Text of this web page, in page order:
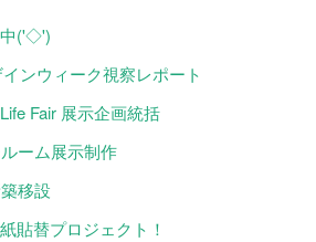
('◇')ゞ
ンウィーク視察レポート
Fair 展示企画統括
ーム展示制作
移設
貼替プロジェクト！